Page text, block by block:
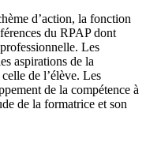
d’action, la fonction
du RPAP dont
Les
aspirations de la
de l’élève. Les
de la compétence à
de la formatrice et son